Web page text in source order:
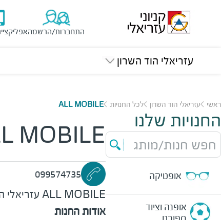
התחברות/הרשמה
עזריאלי הוד השרון
ראשי עזריאלי הוד השרון לכל החנויות ALL MOBILE
החנויות שלנו
חפש חנות/מותג
אופטיקה
אופנה וציוד
MOBILE
099574735
ALL MOBILE עזריאלי
אודות החנות